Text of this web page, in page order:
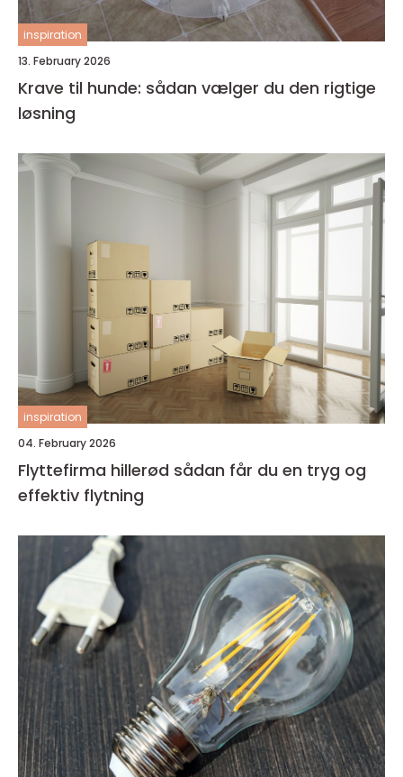
inspiration
13. February 2026
Krave til hunde: sådan vælger du den rigtige
løsning
inspiration
04. February 2026
Flyttefirma hillerød sådan får du en tryg og
effektiv flytning